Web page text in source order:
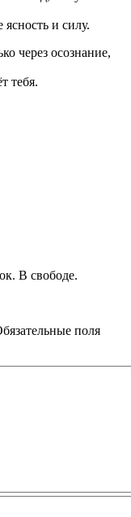
и силу.
через осознание,
тебя.
В свободе.
поля